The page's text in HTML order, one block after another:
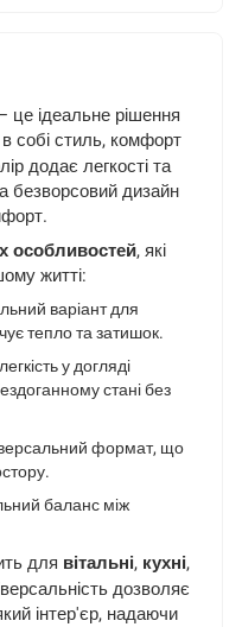
це ідеальне рішення
собі стиль, комфорт
додає легкості та
безворсовий дизайн
особливостей, які
житті:
варіант для
тепло та затишок.
у догляді
стані без
формат, що
баланс між
для вітальні, кухні,
дозволяє
інтер'єр, надаючи